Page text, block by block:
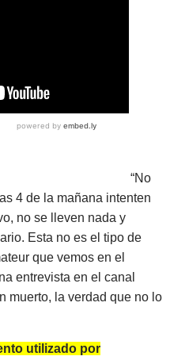
“No
4 de la mañana intenten
no se lleven nada y
Esta no es el tipo de
que vemos en el
entrevista en el canal
muerto, la verdad que no lo
utilizado por